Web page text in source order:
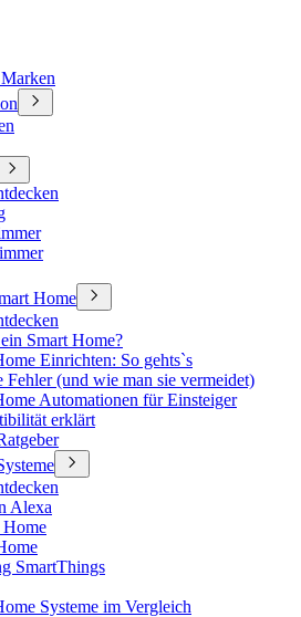
Home
Smart Home?
Einrichten: So gehts`s
Fehler (und wie man sie vermeidet)
Automationen für Einsteiger
erklärt
Alexa
SmartThings
Systeme im Vergleich